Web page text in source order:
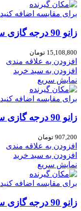
برای مقایسه اضافه کنید
زانو 90 درجه گازی سایز 27
15,108,800 تومان
افزودن به علاقه مندی
افزودن به سبد خرید
نمایش سریع
برای مقایسه اضافه کنید
زانو 90 درجه گازی سایز 8
907,200 تومان
افزودن به علاقه مندی
افزودن به سبد خرید
نمایش سریع
برای مقایسه اضافه کنید
زانو 90 درجه گازی سایز 6